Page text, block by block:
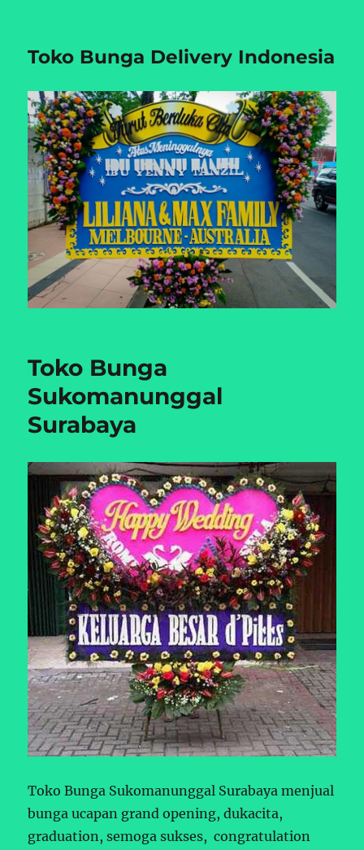
Toko Bunga Delivery Indonesia
Toko Bunga
Sukomanunggal
Surabaya
Toko Bunga Sukomanunggal Surabaya menjual
bunga ucapan grand opening, dukacita,
graduation, semoga sukses, congratulation